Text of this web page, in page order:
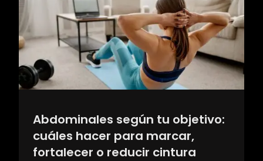
Abdominales según tu objetivo:
cuáles hacer para marcar,
fortalecer o reducir cintura